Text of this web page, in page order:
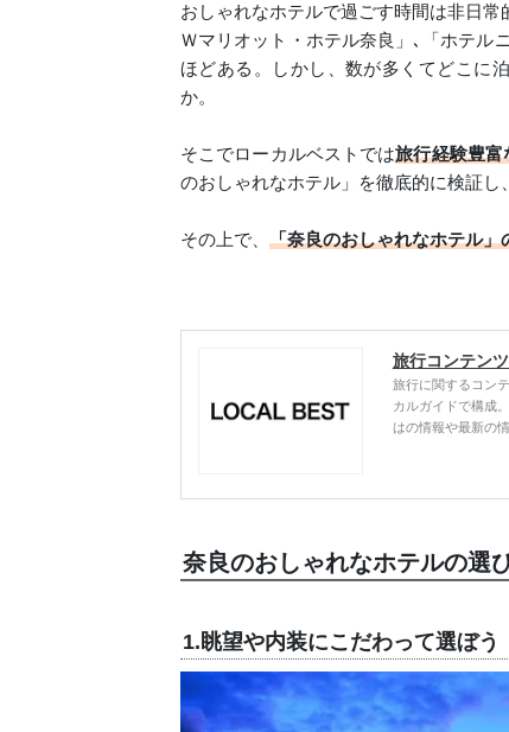
おしゃれなホテルで過ごす時間は非日
Ｗマリオット・ホテル奈良」､「ホテル
ほどある。しかし、数が多くてどこに
か。
そこでローカルベストでは旅行経験豊富
のおしゃれなホテル」を徹底的に検証し
その上で、 「奈良のおしゃれなホテル
旅行コンテン
旅行に関するコン
カルガイドで構成
はの情報や最新の
奈良のおしゃれなホテルの選
1.眺望や内装にこだわって選ぼう